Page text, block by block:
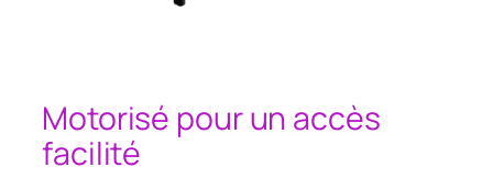
Motorisé pour un accès
facilité